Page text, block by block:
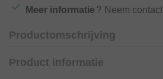
Meer informatie? Neem
Productomschrijving
Product informatie